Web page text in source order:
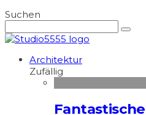
Suchen
Architektur
Zufällig